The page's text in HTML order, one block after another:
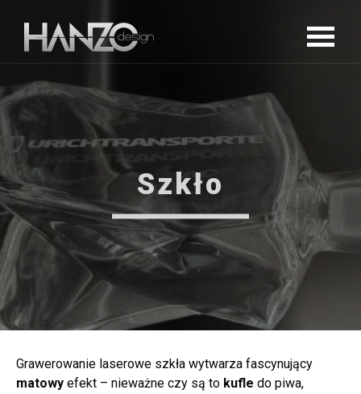
Szkło
Grawerowanie laserowe szkła wytwarza fascynujący
matowy efekt – nieważne czy są to kufle do piwa,